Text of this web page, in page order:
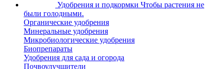
Удобрения и подкормки Чтобы растения не
были голодными.
Органические удобрения
Минеральные удобрения
Микробиологические удобрения
Биопрепараты
Удобрения для сада и огорода
Почвоулучшители